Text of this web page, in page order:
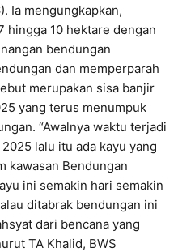
Ia mengungkapkan,
hingga 10 hektare dengan
bendungan
dan memperparah
merupakan sisa banjir
yang terus menumpuk
“Awalnya waktu terjadi
lalu itu ada kayu yang
kawasan Bendungan
ini semakin hari semakin
ditabrak bendungan ini
dari bencana yang
TA Khalid, BWS